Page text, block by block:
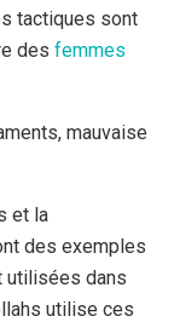
tactiques sont
des femmes
mauvaise
et la
des exemples
utilisées dans
utilise ces